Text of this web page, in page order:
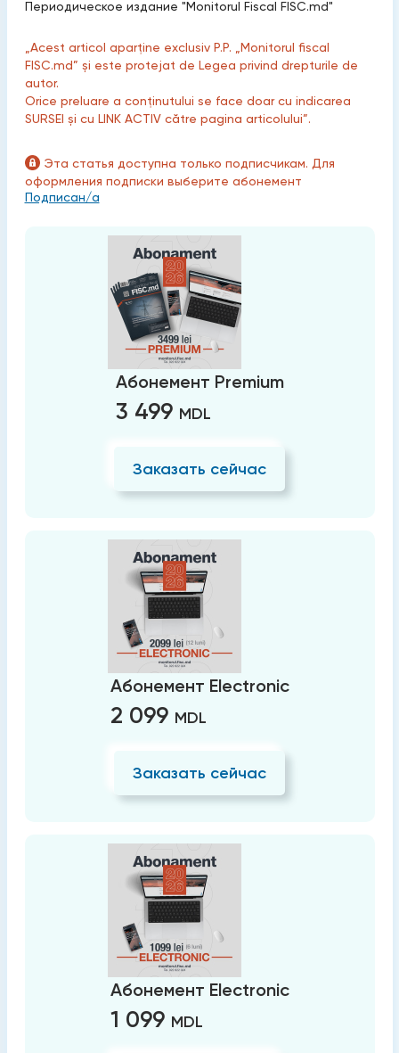
Периодическое издание "Monitorul Fiscal FISC.md"
„Acest articol aparține exclusiv P.P. „Monitorul fiscal
FISC.md” și este protejat de Legea privind drepturile de
autor.
Orice preluare a conținutului se face doar cu indicarea
SURSEI și cu LINK ACTIV către pagina articolului”.
Эта статья доступна только подписчикам. Для
оформления подписки выберите абонемент
Подписан/а
Абонемент Premium
3 499 MDL
Заказать сейчас
Абонемент Electronic
2 099 MDL
Заказать сейчас
Абонемент Electronic
1 099 MDL